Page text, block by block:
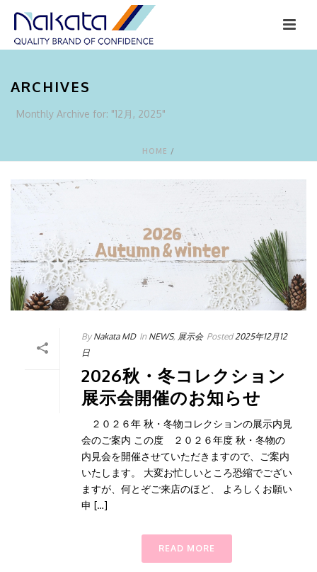
ARCHIVES
Monthly Archive for: "12月, 2025"
HOME /
By Nakata MD In NEWS, 展示会 Posted 2025年12月12
日
2026秋・冬コレクション
展示会開催のお知らせ
２０２６年 秋・冬物コレクションの展示内見
会のご案内 この度 ２０２６年度 秋・冬物の
内見会を開催させていただきますので、ご案内
いたします。 大変お忙しいところ恐縮でござい
ますが、何とぞご来店のほど、 よろしくお願い
申 […]
READ MORE